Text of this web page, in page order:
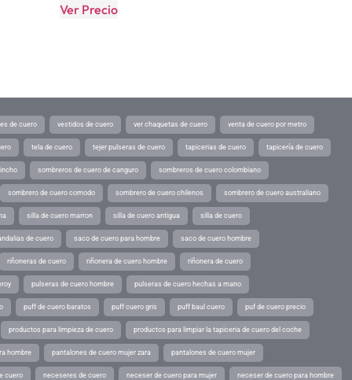
Ver Precio
de cuero vestidos de cuero ver chaquetas de cuero venta de cuero por metro
tela de cuero tejer pulseras de cuero tapicerias de cuero tapicería de cuero
sombreros de cuero de canguro sombreros de cuero colombiano
sombrero de cuero comodo sombrero de cuero chilenos sombrero de cuero australiano
silla de cuero marron silla de cuero antigua silla de cuero
de cuero saco de cuero para hombre saco de cuero hombre
riñoneras de cuero riñonera de cuero hombre riñonera de cuero
pulseras de cuero hombre pulseras de cuero hechas a mano
puff de cuero baratos puff cuero gris puff baul cuero puf de cuero precio
productos para limpieza de cuero productos para limpiar la tapiceria de cuero del coche
hombre pantalones de cuero mujer zara pantalones de cuero mujer
cuero neceseres de cuero neceser de cuero para mujer neceser de cuero para hombre